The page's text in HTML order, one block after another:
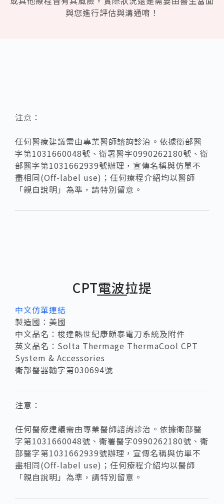
與您進行評估與溝通唷！
注意：
任何醫療建議需由專業醫師諮詢診治。依據衛部醫
字第1031660048號、衛署醫字0990262180號、衛
部醫字第1031662939號辦理，宣傳名稱與仿單不
盡相同(Off-label use)；任何療程介紹均以醫師
「親自說明」為準，請特別留意。
CPT電波拉提
中文仿單連結
製造國：美國
中文品名：梭達熱世紀康頗泰電刀系統及附件
英文品名：Solta Thermage ThermaCool CPT
System & Accessories
衛部醫器輸字第030694號
注意：
任何醫療建議需由專業醫師諮詢診治。依據衛部醫
字第1031660048號、衛署醫字0990262180號、衛
部醫字第1031662939號辦理，宣傳名稱與仿單不
盡相同(Off-label use)；任何療程介紹均以醫師
「親自說明」為準，請特別留意。